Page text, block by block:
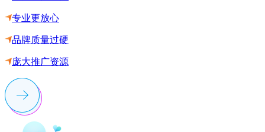
专业更放心
品牌质量过硬
庞大推广资源